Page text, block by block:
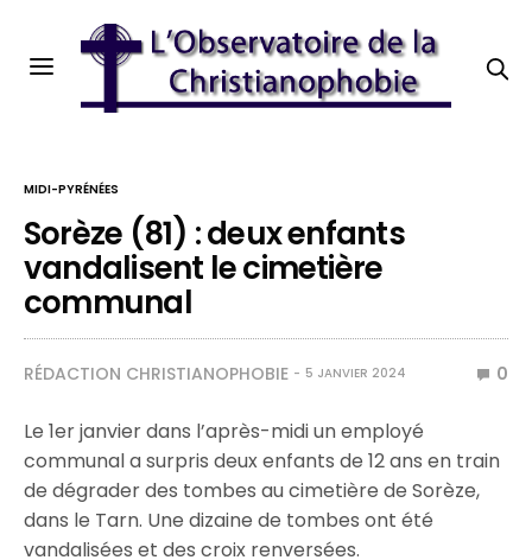
MIDI-PYRÉNÉES
Sorèze (81) : deux enfants
vandalisent le cimetière
communal
RÉDACTION CHRISTIANOPHOBIE 5 JANVIER 2024 0
Le 1er janvier dans l’après-midi un employé
communal a surpris deux enfants de 12 ans en train
de dégrader des tombes au cimetière de Sorèze,
dans le Tarn. Une dizaine de tombes ont été
vandalisées et des croix renversées.